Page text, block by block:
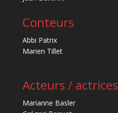
Conteurs
Abbi Patrix
Marien Tillet
Acteurs / actrices
Marianne Basler